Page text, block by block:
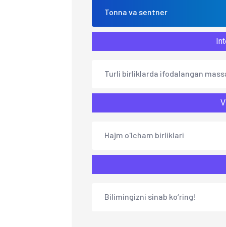
Tonna va sentner
Turli birliklarda ifodalangan
Hajm o'lcham birliklari
Bilimingizni sinab ko‘ring!